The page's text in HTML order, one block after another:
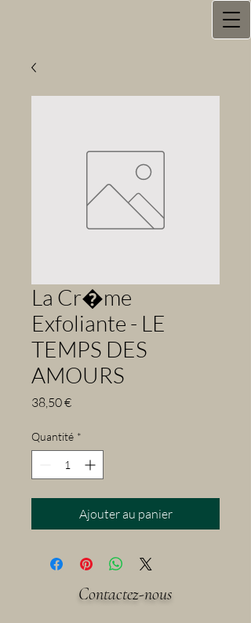
La Cr�me
Exfoliante - LE
TEMPS DES
AMOURS
38,50 €Prix
Quantité *
Ajouter au panier
Contactez-nous